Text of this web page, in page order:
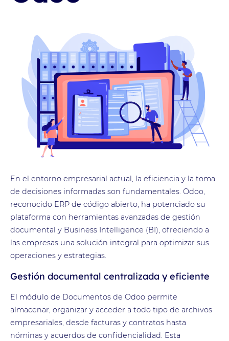
En el entorno empresarial actual, la eficiencia y la toma
de decisiones informadas son fundamentales. Odoo,
reconocido ERP de código abierto, ha potenciado su
plataforma con herramientas avanzadas de gestión
documental y Business Intelligence (BI), ofreciendo a
las empresas una solución integral para optimizar sus
operaciones y estrategias.
Gestión documental centralizada y eficiente
El módulo de Documentos de Odoo permite
almacenar, organizar y acceder a todo tipo de archivos
empresariales, desde facturas y contratos hasta
nóminas y acuerdos de confidencialidad. Esta